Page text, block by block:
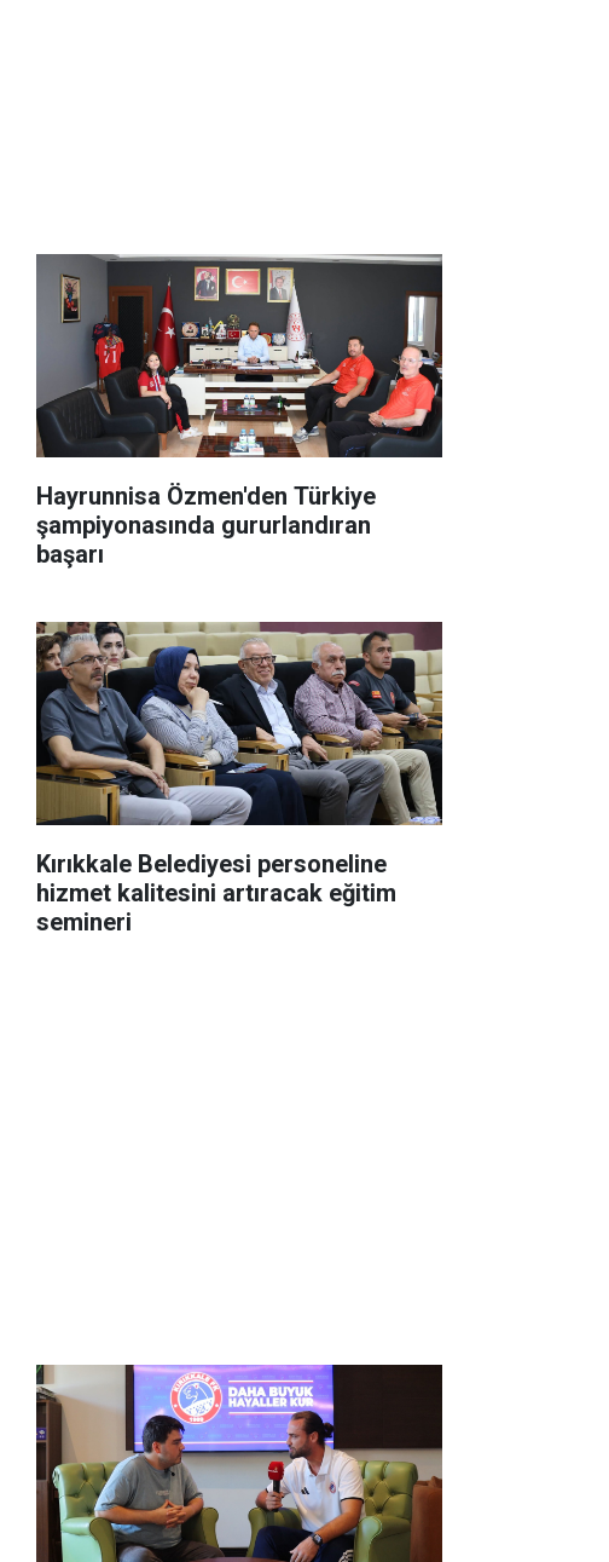
Hayrunnisa Özmen'den Türkiye
şampiyonasında gururlandıran
başarı
Kırıkkale Belediyesi personeline
hizmet kalitesini artıracak eğitim
semineri